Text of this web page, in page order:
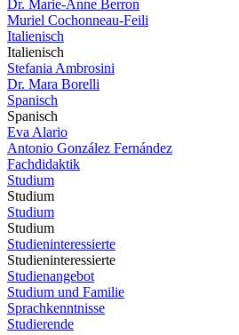
Dr. Marie-Anne Berron
Muriel Cochonneau-Feili
Italienisch
Italienisch
Stefania Ambrosini
Dr. Mara Borelli
Spanisch
Spanisch
Eva Alario
Antonio González Fernández
Fachdidaktik
Studium
Studium
Studium
Studium
Studieninteressierte
Studieninteressierte
Studienangebot
Studium und Familie
Sprachkenntnisse
Studierende